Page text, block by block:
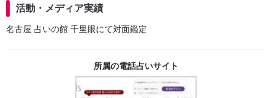
活動・メディア実績
名古屋 占いの館 千里眼にて対面鑑定
所属の電話占いサイト